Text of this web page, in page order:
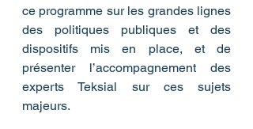
ce programme sur les grandes lignes
des politiques publiques et des
dispositifs mis en place, et de
présenter l’accompagnement des
experts Teksial sur ces sujets
majeurs.